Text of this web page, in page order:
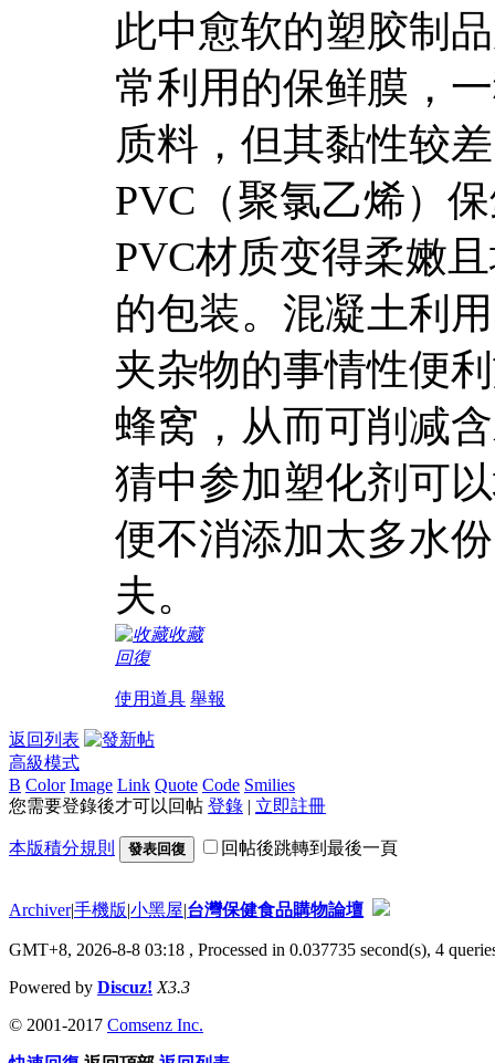
此中愈软的塑胶制
常利用的保鲜膜，
质料，但其黏性较
PVC（聚氯乙烯）
PVC材质变得柔嫩
的包装。混凝土利
夹杂物的事情性便
蜂窝，从而可削减
猜中参加塑化剂可
便不消添加太多水
夫。
收藏
回復
使用道具 舉報
返回列表
高級模式
B Color Image Link Quote Code Smilies
您需要登錄後才可以回帖 登錄 | 立即註冊
本版積分規則 發表回復 回帖後跳轉到最後一頁
Archiver|手機版|小黑屋|台灣保健食品購物論壇
GMT+8, 2026-8-8 03:18 , Processed in 0.037735 second(s), 4
Powered by Discuz! X3.3
© 2001-2017 Comsenz Inc.